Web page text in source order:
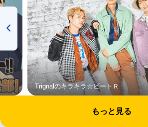
Trignalのキラキラ☆ビートＲ
もっと見る